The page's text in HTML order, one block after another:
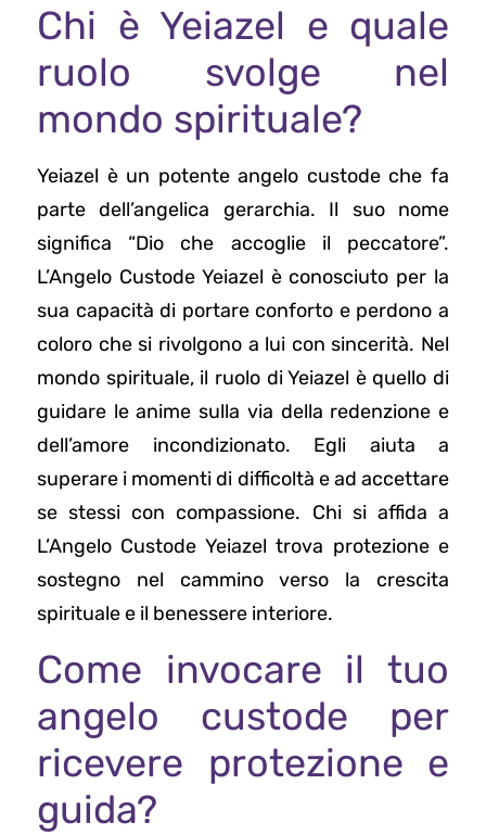
Chi è Yeiazel e quale
ruolo svolge nel
mondo spirituale?
Yeiazel è un potente angelo custode che fa
parte dell’angelica gerarchia. Il suo nome
significa “Dio che accoglie il peccatore”.
L’Angelo Custode Yeiazel è conosciuto per la
sua capacità di portare conforto e perdono a
coloro che si rivolgono a lui con sincerità. Nel
mondo spirituale, il ruolo di Yeiazel è quello di
guidare le anime sulla via della redenzione e
dell’amore incondizionato. Egli aiuta a
superare i momenti di difficoltà e ad accettare
se stessi con compassione. Chi si affida a
L’Angelo Custode Yeiazel trova protezione e
sostegno nel cammino verso la crescita
spirituale e il benessere interiore.
Come invocare il tuo
angelo custode per
ricevere protezione e
guida?